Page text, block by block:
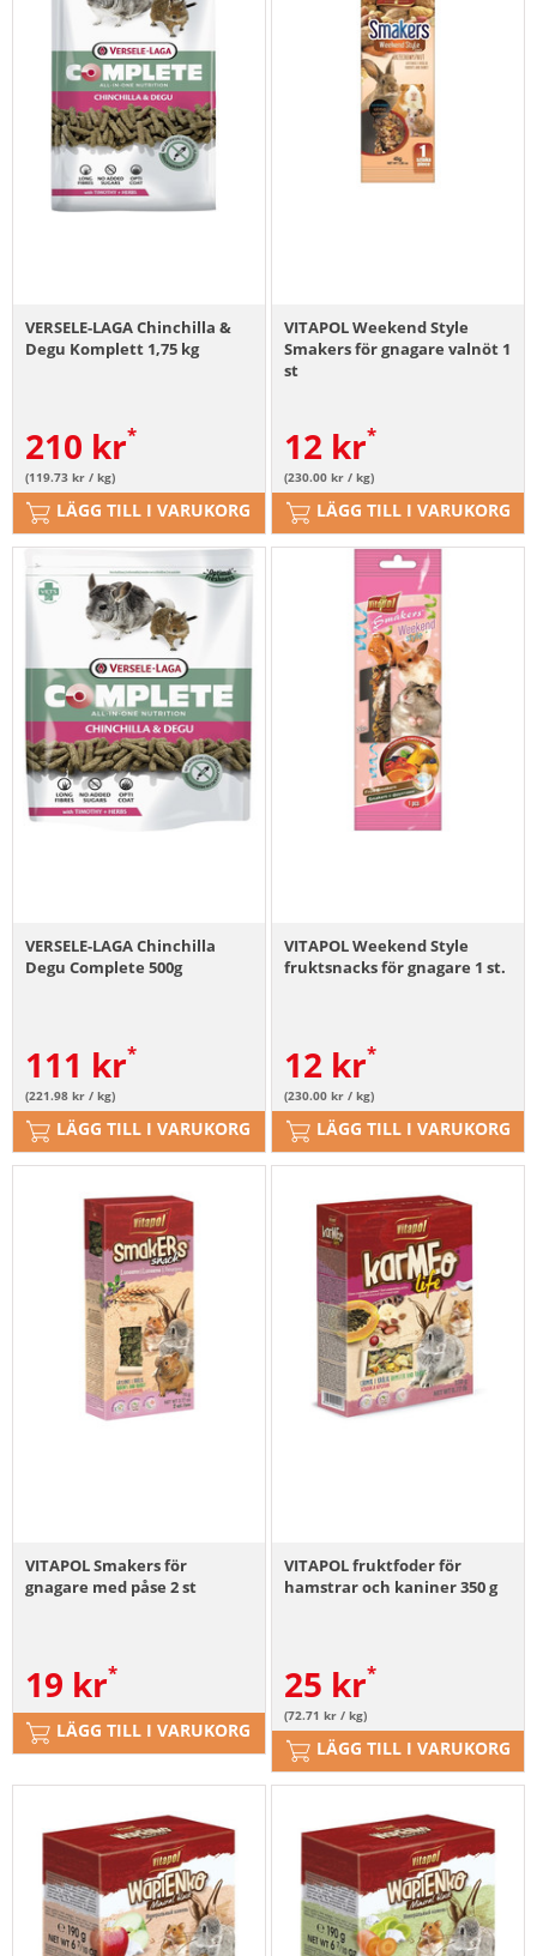
VERSELE-LAGA Chinchilla &
Degu Komplett 1,75 kg
210 kr
(119.73 kr / kg)
LÄGG TILL I VARUKORG
VITAPOL Weekend Style
Smakers för gnagare valnöt 1
st
12 kr
(230.00 kr / kg)
LÄGG TILL I VARUKORG
VERSELE-LAGA Chinchilla
Degu Complete 500g
111 kr
(221.98 kr / kg)
LÄGG TILL I VARUKORG
VITAPOL Weekend Style
fruktsnacks för gnagare 1 st.
12 kr
(230.00 kr / kg)
LÄGG TILL I VARUKORG
VITAPOL Smakers för
gnagare med påse 2 st
19 kr
LÄGG TILL I VARUKORG
VITAPOL fruktfoder för
hamstrar och kaniner 350 g
25 kr
(72.71 kr / kg)
LÄGG TILL I VARUKORG